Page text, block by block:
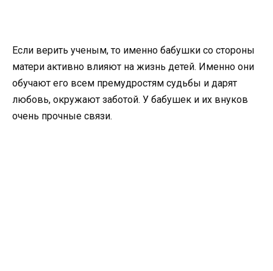
Если верить ученым, то именно бабушки со стороны
матери активно влияют на жизнь детей. Именно они
обучают его всем премудростям судьбы и дарят
любовь, окружают заботой. У бабушек и их внуков
очень прочные связи.